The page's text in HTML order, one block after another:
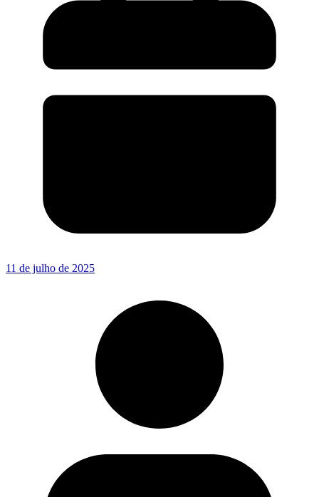
11 de julho de 2025